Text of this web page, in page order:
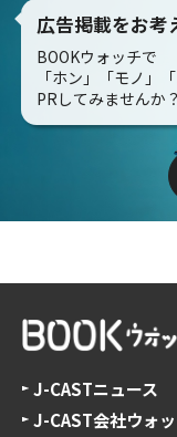
広告掲載をお考
BOOKウォッチで
「ホン」「モノ」
PRしてみませんか？
J-CASTニュース
J-CAST会社ウォ